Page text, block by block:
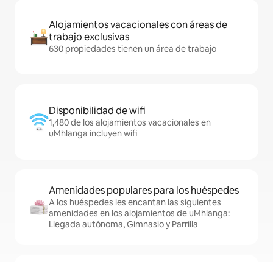
Alojamientos vacacionales con áreas de
trabajo exclusivas
630 propiedades tienen un área de trabajo
Disponibilidad de wifi
1,480 de los alojamientos vacacionales en
uMhlanga incluyen wifi
Amenidades populares para los huéspedes
A los huéspedes les encantan las siguientes
amenidades en los alojamientos de uMhlanga:
Llegada autónoma, Gimnasio y Parrilla